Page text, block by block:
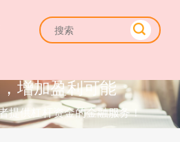
增加盈利可能
提供杠杆资金的金融服务！